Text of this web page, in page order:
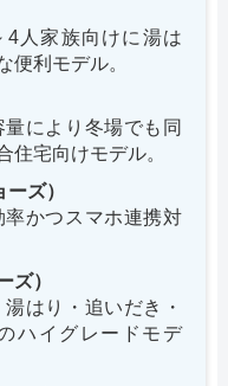
人家族向けに湯は
便利モデル。
により冬場でも同
住宅向けモデル。
ズ）
かつスマホ連携対
ズ）
はり・追いだき・
ハイグレードモデ